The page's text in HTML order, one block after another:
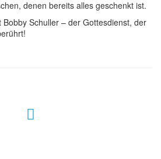
denen bereits alles geschenkt ist.
Schuller – der Gottesdienst, der